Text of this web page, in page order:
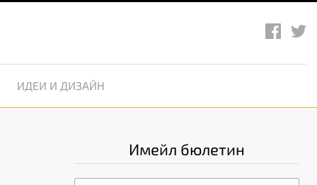
ИДЕИ И ДИЗАЙН
Имейл бюлетин